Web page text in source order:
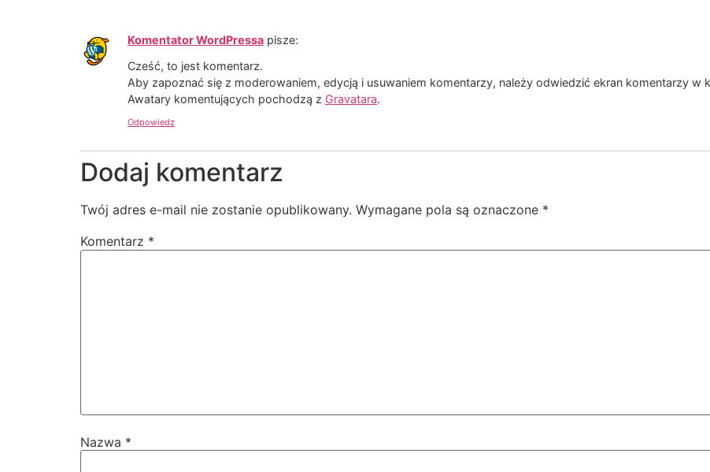
Komentator WordPressa pisze:
Cześć, to jest komentarz.
Aby zapoznać się z moderowaniem, edycją i usuwaniem komentarzy, należy odwiedzić ekran komentarzy w
Awatary komentujących pochodzą z Gravatara.
Odpowiedz
Dodaj komentarz
Twój adres e-mail nie zostanie opublikowany. Wymagane pola są oznaczone *
Komentarz *
Nazwa *